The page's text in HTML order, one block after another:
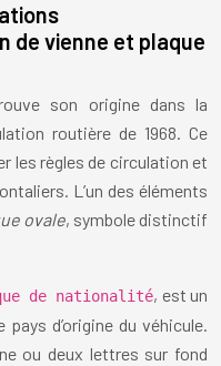
de vienne et plaque
son origine dans la
routière de 1968. Ce
les règles de circulation et
L’un des éléments
ovale, symbole distinctif
de nationalité, est un
d’origine du véhicule.
ou deux lettres sur fond